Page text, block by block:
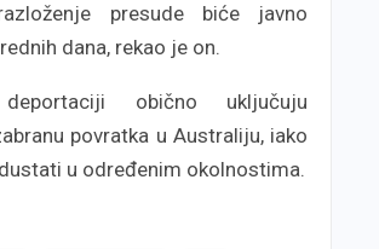
presude biće javno
dana, rekao je on.
obično uključuju
povratka u Australiju, iako
u određenim okolnostima.